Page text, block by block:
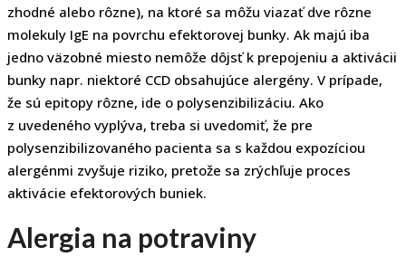
zhodné alebo rôzne), na ktoré sa môžu viazať dve rôzne
molekuly IgE na povrchu efektorovej bunky. Ak majú iba
jedno väzobné miesto nemôže dôjsť k prepojeniu a aktivácii
bunky napr. niektoré CCD obsahujúce alergény. V prípade,
že sú epitopy rôzne, ide o polysenzibilizáciu. Ako
z uvedeného vyplýva, treba si uvedomiť, že pre
polysenzibilizovaného pacienta sa s každou expozíciou
alergénmi zvyšuje riziko, pretože sa zrýchľuje proces
aktivácie efektorových buniek.
Alergia na potraviny